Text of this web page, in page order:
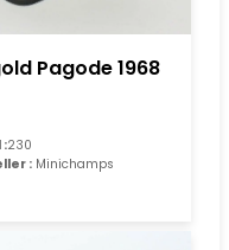
Pagode 1968
:230
: Minichamps